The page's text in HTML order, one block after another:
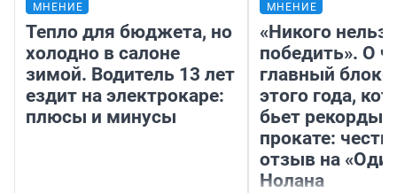
МНЕНИЕ
Тепло для бюджета, но
холодно в салоне
зимой. Водитель 13 лет
ездит на электрокаре:
плюсы и минусы
МНЕНИЕ
«Никого нельзя
победить». О
главный
этого года,
бьет рекорды в
прокате:
отзыв на
Нолана